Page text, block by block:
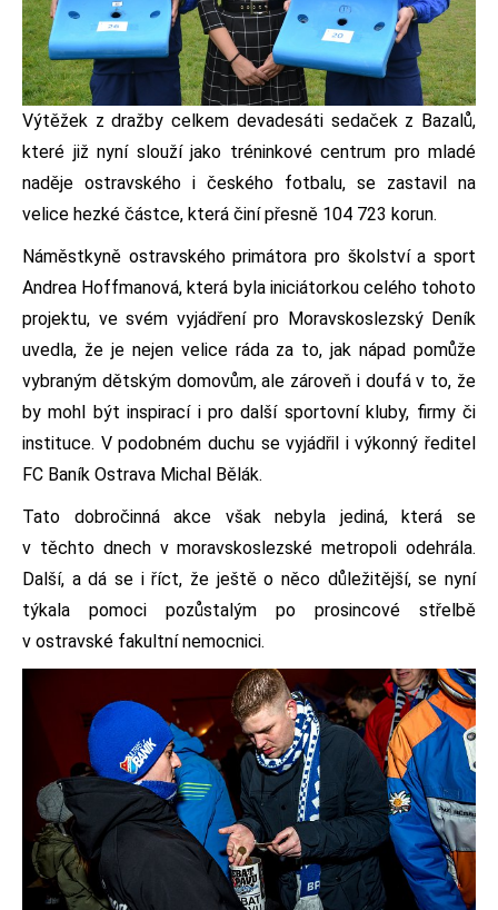
Výtěžek z dražby celkem devadesáti sedaček z Bazalů,
které již nyní slouží jako tréninkové centrum pro mladé
naděje ostravského i českého fotbalu, se zastavil na
velice hezké částce, která činí přesně 104 723 korun.
Náměstkyně ostravského primátora pro školství a sport
Andrea Hoffmanová, která byla iniciátorkou celého tohoto
projektu, ve svém vyjádření pro Moravskoslezský Deník
uvedla, že je nejen velice ráda za to, jak nápad pomůže
vybraným dětským domovům, ale zároveň i doufá v to, že
by mohl být inspirací i pro další sportovní kluby, firmy či
instituce. V podobném duchu se vyjádřil i výkonný ředitel
FC Baník Ostrava Michal Bělák.
Tato dobročinná akce však nebyla jediná, která se
v těchto dnech v moravskoslezské metropoli odehrála.
Další, a dá se i říct, že ještě o něco důležitější, se nyní
týkala pomoci pozůstalým po prosincové střelbě
v ostravské fakultní nemocnici.